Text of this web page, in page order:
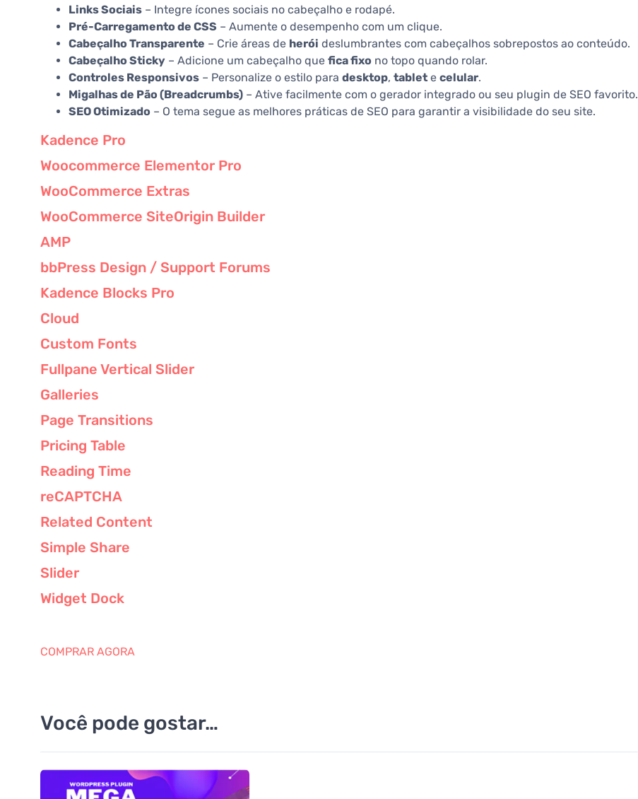
Links Sociais – Integre ícones sociais no cabeçalho e rodapé.
Pré-Carregamento de CSS – Aumente o desempenho com um clique.
Cabeçalho Transparente – Crie áreas de herói deslumbrantes com cabeçalhos sobrepostos ao conteúdo.
Cabeçalho Sticky – Adicione um cabeçalho que fica fixo no topo quando rolar.
Controles Responsivos – Personalize o estilo para desktop, tablet e celular.
Migalhas de Pão (Breadcrumbs) – Ative facilmente com o gerador integrado ou seu plugin de SEO favorito.
SEO Otimizado – O tema segue as melhores práticas de SEO para garantir a visibilidade do seu site.
Kadence Pro
Woocommerce Elementor Pro
WooCommerce Extras
WooCommerce SiteOrigin Builder
AMP
bbPress Design / Support Forums
Kadence Blocks Pro
Cloud
Custom Fonts
Fullpane Vertical Slider
Galleries
Page Transitions
Pricing Table
Reading Time
reCAPTCHA
Related Content
Simple Share
Slider
Widget Dock
COMPRAR AGORA
Você pode gostar…